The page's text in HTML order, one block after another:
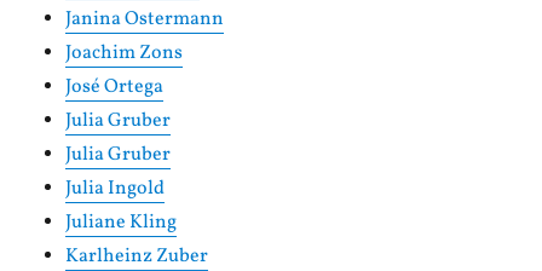
Janina Ostermann
Joachim Zons
José Ortega
Julia Gruber
Julia Gruber
Julia Ingold
Juliane Kling
Karlheinz Zuber